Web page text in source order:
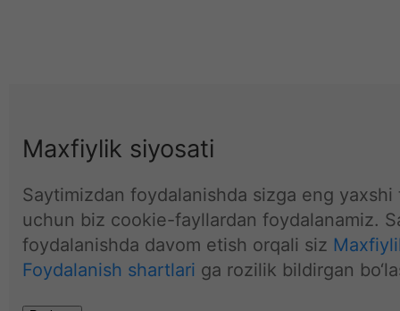
Maxfiylik siyosati
Saytimizdan foydalanishda sizga eng
uchun biz cookie-fayllardan foydalanamiz.
foydalanishda davom etish orqali siz
Foydalanish shartlari ga rozilik bildirgan